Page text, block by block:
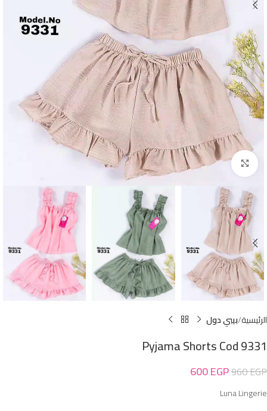
Click to enlarge
الرئيسية بيبي دول
Pyjama Shorts Cod 9331
960EGP
600EGP
Luna Lingerie